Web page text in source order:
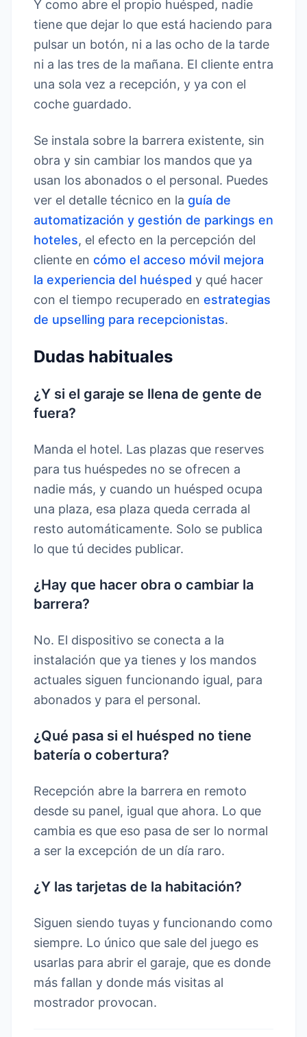
Y como abre el propio huésped, nadie
tiene que dejar lo que está haciendo para
pulsar un botón, ni a las ocho de la tarde
ni a las tres de la mañana. El cliente entra
una sola vez a recepción, y ya con el
coche guardado.
Se instala sobre la barrera existente, sin
obra y sin cambiar los mandos que ya
usan los abonados o el personal. Puedes
ver el detalle técnico en la guía de
automatización y gestión de parkings en
hoteles, el efecto en la percepción del
cliente en cómo el acceso móvil mejora
la experiencia del huésped y qué hacer
con el tiempo recuperado en estrategias
de upselling para recepcionistas.
Dudas habituales
¿Y si el garaje se llena de gente de
fuera?
Manda el hotel. Las plazas que reserves
para tus huéspedes no se ofrecen a
nadie más, y cuando un huésped ocupa
una plaza, esa plaza queda cerrada al
resto automáticamente. Solo se publica
lo que tú decides publicar.
¿Hay que hacer obra o cambiar la
barrera?
No. El dispositivo se conecta a la
instalación que ya tienes y los mandos
actuales siguen funcionando igual, para
abonados y para el personal.
¿Qué pasa si el huésped no tiene
batería o cobertura?
Recepción abre la barrera en remoto
desde su panel, igual que ahora. Lo que
cambia es que eso pasa de ser lo normal
a ser la excepción de un día raro.
¿Y las tarjetas de la habitación?
Siguen siendo tuyas y funcionando como
siempre. Lo único que sale del juego es
usarlas para abrir el garaje, que es donde
más fallan y donde más visitas al
mostrador provocan.